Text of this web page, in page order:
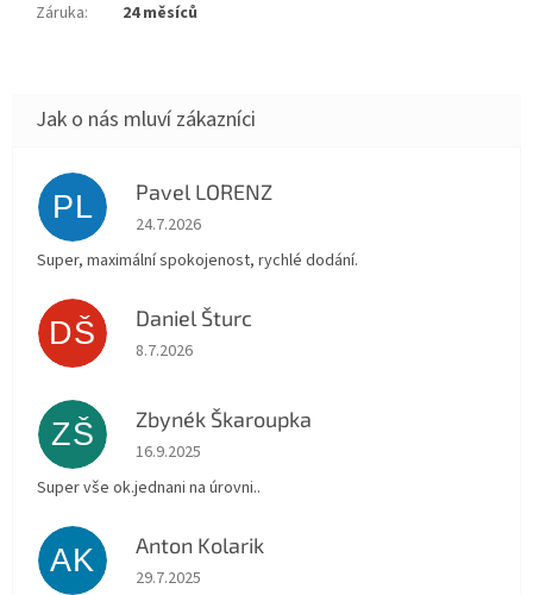
Záruka: 24 měsíců
PL Pavel LORENZ
Hodnocení obchodu je 5 z 5 hvězdiček.
24.7.2026
Super, maximální spokojenost, rychlé dodání.
DŠ Daniel Šturc
Hodnocení obchodu je 5 z 5 hvězdiček.
8.7.2026
ZŠ Zbynék Škaroupka
Hodnocení obchodu je 5 z 5 hvězdiček.
16.9.2025
Super vše ok.jednani na úrovni..
AK Anton Kolarik
Hodnocení obchodu je 5 z 5 hvězdiček.
29.7.2025